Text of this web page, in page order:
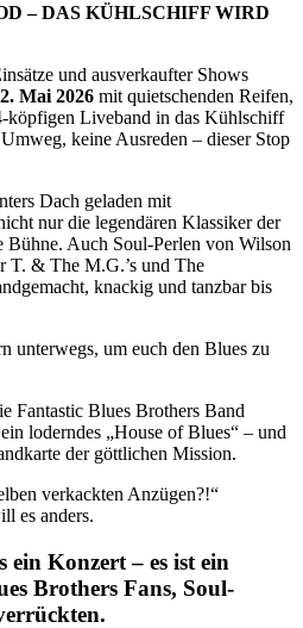
– DAS KÜHLSCHIFF WIRD
und ausverkaufter Shows
Mai 2026 mit quietschenden Reifen,
köpfigen Liveband in das Kühlschiff
keine Ausreden – dieser Stop
Dach geladen mit
nur die legendären Klassiker der
Bühne. Auch Soul-Perlen von Wilson
T. & The M.G.’s und The
knackig und tanzbar bis
unterwegs, um euch den Blues zu
Fantastic Blues Brothers Band
loderndes „House of Blues“ – und
der göttlichen Mission.
verkackten Anzügen?!“
es anders.
ein Konzert – es ist ein
Brothers Fans, Soul-